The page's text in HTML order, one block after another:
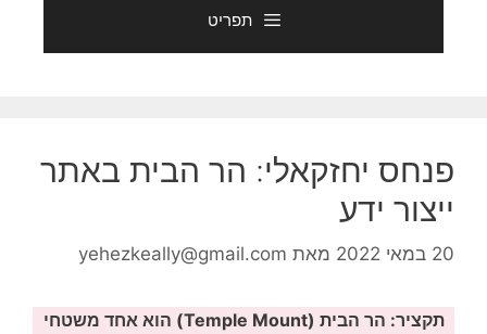
תפריט
פנחס יחזקאלי: הר הבית באתר
ייצור ידע
20 במאי 2022 מאת yehezkeally@gmail.com
תקציר: הר הבית (Temple Mount) הוא אחד משטחי